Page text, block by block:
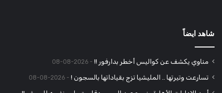
شاهد ايضاً
مناوي يكشف عن كواليس أخطر بدارفور !! 2026-08-08
تسارعت وتيرتها .. المليشيا تزج بقياداتها بالسجون ! 2026-08-08